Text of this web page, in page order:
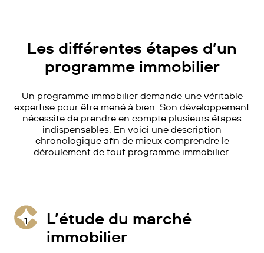
Les différentes étapes d’un
programme immobilier
Un programme immobilier demande une véritable
expertise pour être mené à bien. Son développement
nécessite de prendre en compte plusieurs étapes
indispensables. En voici une description
chronologique afin de mieux comprendre le
déroulement de tout programme immobilier.
1
L’étude du marché
immobilier